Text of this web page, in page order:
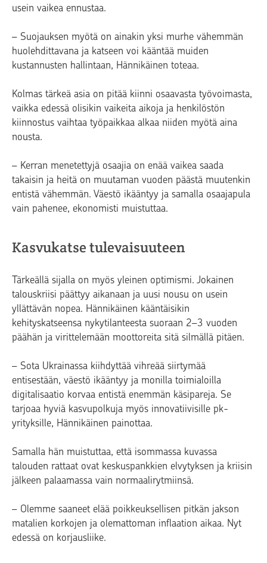
usein vaikea ennustaa.
– Suojauksen myötä on ainakin yksi murhe vähemmän
huolehdittavana ja katseen voi kääntää muiden
kustannusten hallintaan, Hännikäinen toteaa.
Kolmas tärkeä asia on pitää kiinni osaavasta työvoimasta,
vaikka edessä olisikin vaikeita aikoja ja henkilöstön
kiinnostus vaihtaa työpaikkaa alkaa niiden myötä aina
nousta.
– Kerran menetettyjä osaajia on enää vaikea saada
takaisin ja heitä on muutaman vuoden päästä muutenkin
entistä vähemmän. Väestö ikääntyy ja samalla osaajapula
vain pahenee, ekonomisti muistuttaa.
Kasvukatse tulevaisuuteen
Tärkeällä sijalla on myös yleinen optimismi. Jokainen
talouskriisi päättyy aikanaan ja uusi nousu on usein
yllättävän nopea. Hännikäinen kääntäisikin
kehityskatseensa nykytilanteesta suoraan 2–3 vuoden
päähän ja virittelemään moottoreita sitä silmällä pitäen.
– Sota Ukrainassa kiihdyttää vihreää siirtymää
entisestään, väestö ikääntyy ja monilla toimialoilla
digitalisaatio korvaa entistä enemmän käsipareja. Se
tarjoaa hyviä kasvupolkuja myös innovatiivisille pk-
yrityksille, Hännikäinen painottaa.
Samalla hän muistuttaa, että isommassa kuvassa
talouden rattaat ovat keskuspankkien elvytyksen ja kriisin
jälkeen palaamassa vain normaalirytmiinsä.
– Olemme saaneet elää poikkeuksellisen pitkän jakson
matalien korkojen ja olemattoman inflaation aikaa. Nyt
edessä on korjausliike.